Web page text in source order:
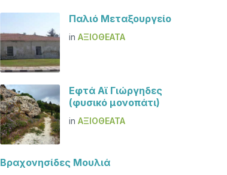
Παλιό Μεταξουργείο
inΑΞΙΟΘΈΑΤΑ
Εφτά Αϊ Γιώργηδες
(φυσικό μονοπάτι)
inΑΞΙΟΘΈΑΤΑ
Βραχονησίδες Μουλιά